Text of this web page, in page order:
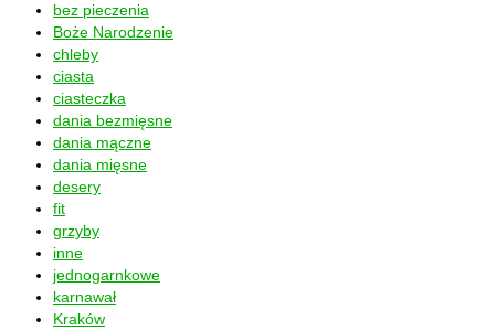
bez pieczenia
Boże Narodzenie
chleby
ciasta
ciasteczka
dania bezmięsne
dania mączne
dania mięsne
desery
fit
grzyby
inne
jednogarnkowe
karnawał
Kraków